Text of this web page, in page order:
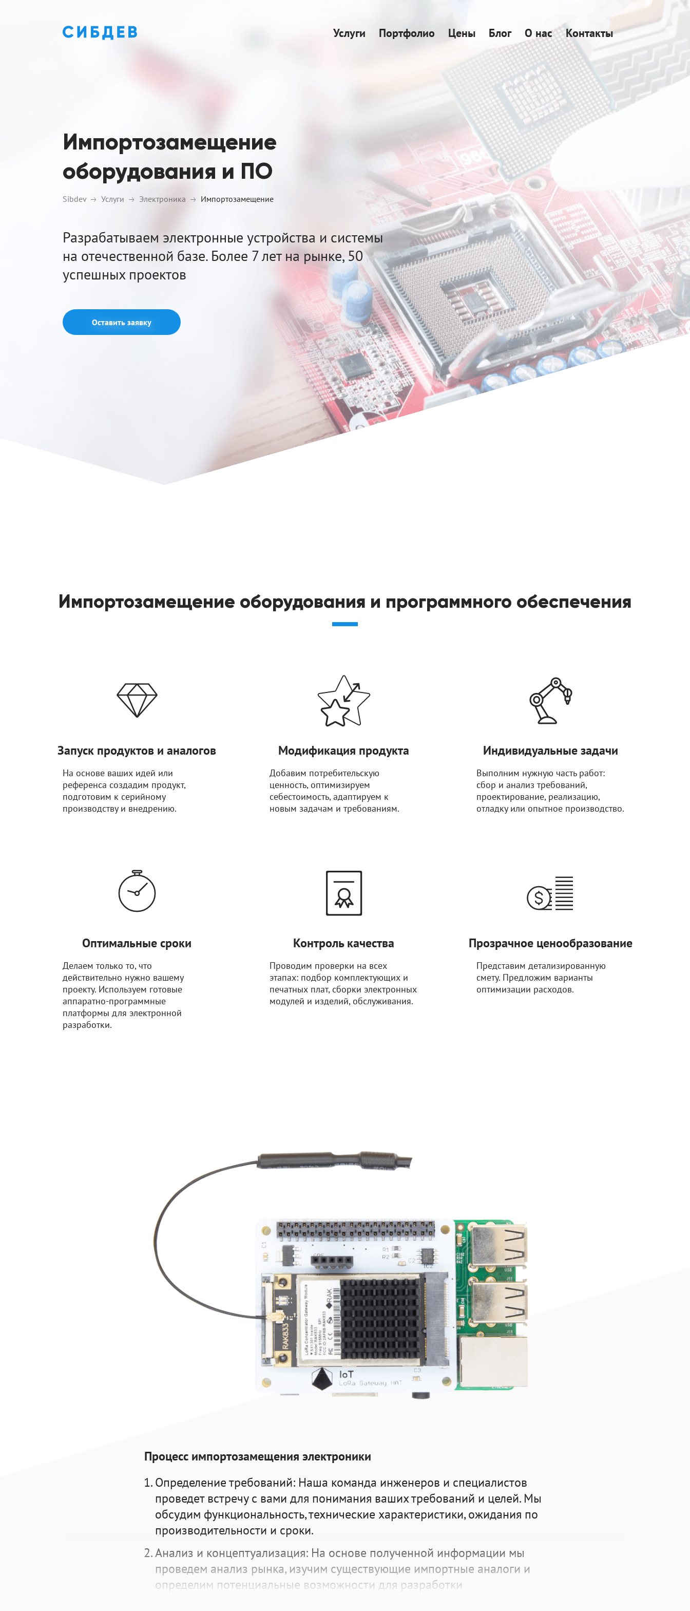
Услуги Портфолио Цены Блог О нас Контакты
Импортозамещение
оборудования и ПО
Sibdev Услуги Электроника Импортозамещение
Разрабатываем электронные устройства и системы
на отечественной базе. Более 7 лет на рынке, 50
успешных проектов
Оставить заявку
Импортозамещение оборудования и программного обеспечения
Запуск продуктов и аналогов
На основе ваших идей или
референса создадим продукт,
подготовим к серийному
производству и внедрению.
Модификация продукта
Добавим потребительскую
ценность, оптимизируем
себестоимость, адаптируем к
новым задачам и требованиям.
Индивидуальные задачи
Выполним нужную часть работ:
сбор и анализ требований,
проектирование, реализацию,
отладку или опытное производство.
Оптимальные сроки
Делаем только то, что
действительно нужно вашему
проекту. Используем готовые
аппаратно-программные
платформы для электронной
разработки.
Контроль качества
Проводим проверки на всех
этапах: подбор комплектующих и
печатных плат, сборки электронных
модулей и изделий, обслуживания.
Прозрачное ценообразование
Представим детализированную
смету. Предложим варианты
оптимизации расходов.
Процесс импортозамещения электроники
Определение требований: Наша команда инженеров и специалистов
проведет встречу с вами для понимания ваших требований и целей. Мы
обсудим функциональность, технические характеристики, ожидания по
производительности и сроки.
Анализ и концептуализация: На основе полученной информации мы
проведем анализ рынка, изучим существующие импортные аналоги и
определим потенциальные возможности для разработки